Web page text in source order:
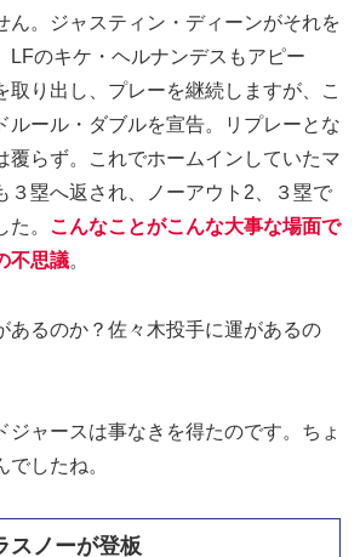
ん。ジャスティン・ディーンがそれを
LFのキケ・ヘルナンデスもアピー
取り出し、プレーを継続しますが、こ
ルール・ダブルを宣告。リプレーとな
覆らず。これでホームインしていたマ
３塁へ返され、ノーアウト2、３塁で
。 こんなことがこんな大事な場面で
不思議。
るのか？佐々木投手に運があるの
ャースは事なきを得たのです。ちょ
したね。
スノーが登板